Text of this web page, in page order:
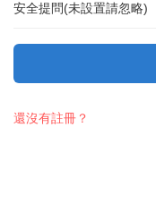
安全提問(未設置請忽略)
還沒有註冊？